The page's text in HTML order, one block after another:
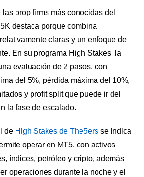
prop firms más conocidas del
destaca porque combina
claras y un enfoque de
En su programa High Stakes, la
evaluación de 2 pasos, con
del 5%, pérdida máxima del 10%,
y profit split que puede ir del
la fase de escalado.
de High Stakes de The5ers se indica
operar en MT5, con activos
índices, petróleo y cripto, además
operaciones durante la noche y el